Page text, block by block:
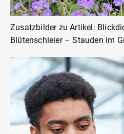
Zusatzbilder zu Artikel:
Blütenschleier – Stauden im